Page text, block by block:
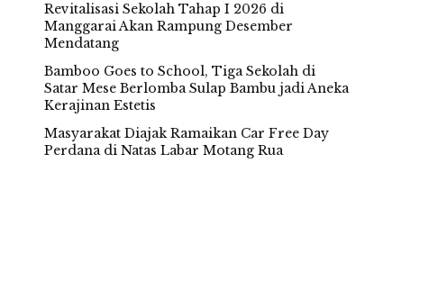
Revitalisasi Sekolah Tahap I 2026 di
Manggarai Akan Rampung Desember
Mendatang
Bamboo Goes to School, Tiga Sekolah di
Satar Mese Berlomba Sulap Bambu jadi Aneka
Kerajinan Estetis
Masyarakat Diajak Ramaikan Car Free Day
Perdana di Natas Labar Motang Rua